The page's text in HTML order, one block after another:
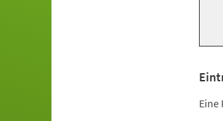
Eine